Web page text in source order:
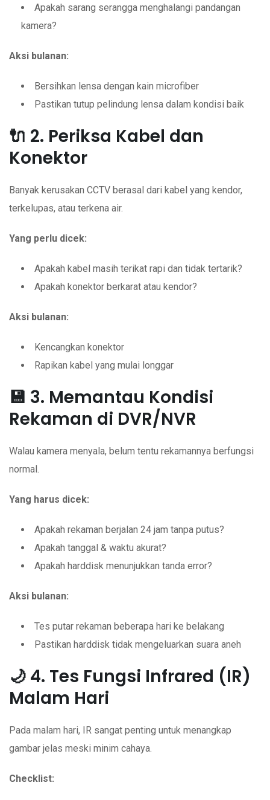
Apakah sarang serangga menghalangi pandangan
kamera?
Aksi bulanan:
Bersihkan lensa dengan kain microfiber
Pastikan tutup pelindung lensa dalam kondisi baik
🔌 2. Periksa Kabel dan
Konektor
Banyak kerusakan CCTV berasal dari kabel yang kendor,
terkelupas, atau terkena air.
Yang perlu dicek:
Apakah kabel masih terikat rapi dan tidak tertarik?
Apakah konektor berkarat atau kendor?
Aksi bulanan:
Kencangkan konektor
Rapikan kabel yang mulai longgar
💾 3. Memantau Kondisi
Rekaman di DVR/NVR
Walau kamera menyala, belum tentu rekamannya berfungsi
normal.
Yang harus dicek:
Apakah rekaman berjalan 24 jam tanpa putus?
Apakah tanggal & waktu akurat?
Apakah harddisk menunjukkan tanda error?
Aksi bulanan:
Tes putar rekaman beberapa hari ke belakang
Pastikan harddisk tidak mengeluarkan suara aneh
🌙 4. Tes Fungsi Infrared (IR)
Malam Hari
Pada malam hari, IR sangat penting untuk menangkap
gambar jelas meski minim cahaya.
Checklist: